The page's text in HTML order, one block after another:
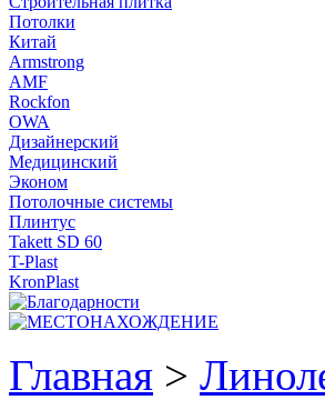
Потолки
Китай
Armstrong
AMF
Rockfon
OWA
Дизайнерский
Медицинский
Эконом
Потолочные системы
Плинтус
Takett SD 60
T-Plast
KronPlast
Главная >